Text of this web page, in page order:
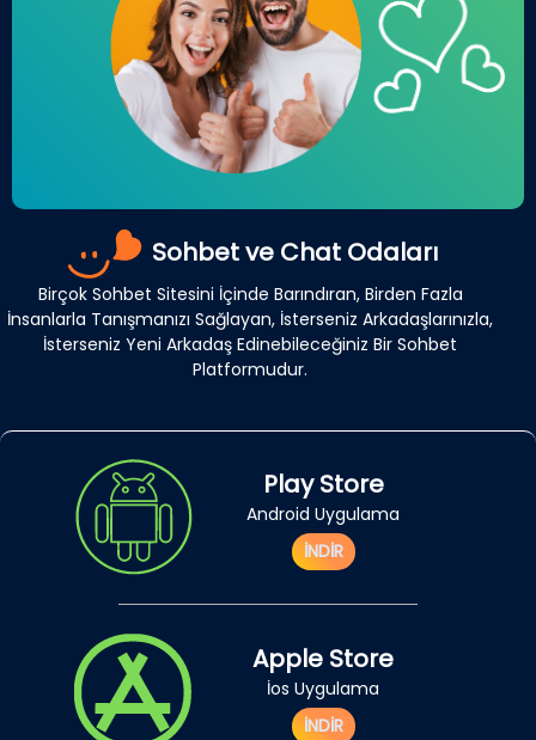
Sohbet ve Chat Odaları
Birçok Sohbet Sitesini İçinde Barındıran, Birden Fazla
İnsanlarla Tanışmanızı Sağlayan, İsterseniz Arkadaşlarınızla,
İsterseniz Yeni Arkadaş Edinebileceğiniz Bir Sohbet
Platformudur.
Play Store
Android Uygulama
İNDİR
Apple Store
İos Uygulama
İNDİR